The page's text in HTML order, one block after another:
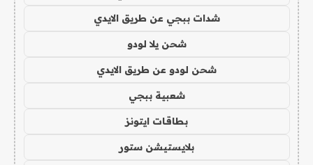
شدات ببجي عن طريق الايدي
شحن يلا لودو
شحن لودو عن طريق الايدي
شعبية ببجي
بطاقات ايتونز
بلايستيشن ستور